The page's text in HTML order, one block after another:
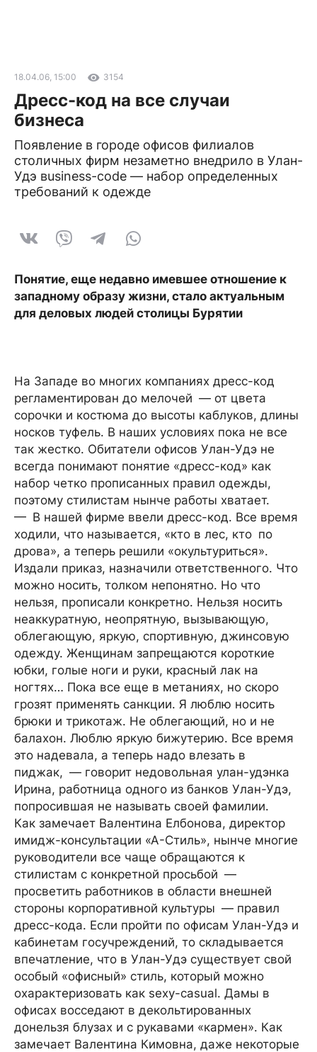
18.04.06, 15:00 3154
Дресс-код на все случаи
бизнеса
Появление в городе офисов филиалов
столичных фирм незаметно внедрило в Улан-
Удэ вusiness-code — набор определенных
требований к одежде
Понятие, еще недавно имевшее отношение к
западному образу жизни, стало актуальным
для деловых людей столицы Бурятии
На Западе во многих компаниях дресс-код
регламентирован до мелочей — от цвета
сорочки и костюма до высоты каблуков, длины
носков туфель. В наших условиях пока не все
так жестко. Обитатели офисов Улан-Удэ не
всегда понимают понятие «дресс-код» как
набор четко прописанных правил одежды,
поэтому стилистам нынче работы хватает.
— В нашей фирме ввели дресс-код. Все время
ходили, что называется, «кто в лес, кто по
дрова», а теперь решили «окультуриться».
Издали приказ, назначили ответственного. Что
можно носить, толком непонятно. Но что
нельзя, прописали конкретно. Нельзя носить
неаккуратную, неопрятную, вызывающую,
облегающую, яркую, спортивную, джинсовую
одежду. Женщинам запрещаются короткие
юбки, голые ноги и руки, красный лак на
ногтях… Пока все еще в метаниях, но скоро
грозят применять санкции. Я люблю носить
брюки и трикотаж. Не облегающий, но и не
балахон. Люблю яркую бижутерию. Все время
это надевала, а теперь надо влезать в
пиджак, — говорит недовольная улан-удэнка
Ирина, работница одного из банков Улан-Удэ,
попросившая не называть своей фамилии.
Как замечает Валентина Елбонова, директор
имидж-консультации «А-Стиль», нынче многие
руководители все чаще обращаются к
стилистам с конкретной просьбой —
просветить работников в области внешней
стороны корпоративной культуры — правил
дресс-кода. Если пройти по офисам Улан-Удэ и
кабинетам госучреждений, то складывается
впечатление, что в Улан-Удэ существует свой
особый «офисный» стиль, который можно
охарактеризовать как sexy-casual. Дамы в
офисах восседают в декольтированных
донельзя блузах и с рукавами «кармен». Как
замечает Валентина Кимовна, даже некоторые